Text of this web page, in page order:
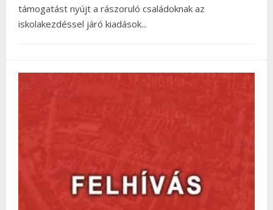
támogatást nyújt a rászoruló családoknak az
iskolakezdéssel járó kiadások...